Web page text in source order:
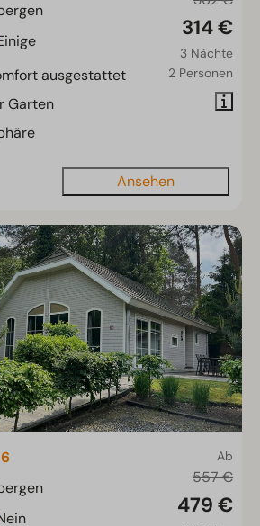
314 €
3 Nächte
2 Personen
ausgestattet
Garten
Ansehen
Ab
557 €
479 €